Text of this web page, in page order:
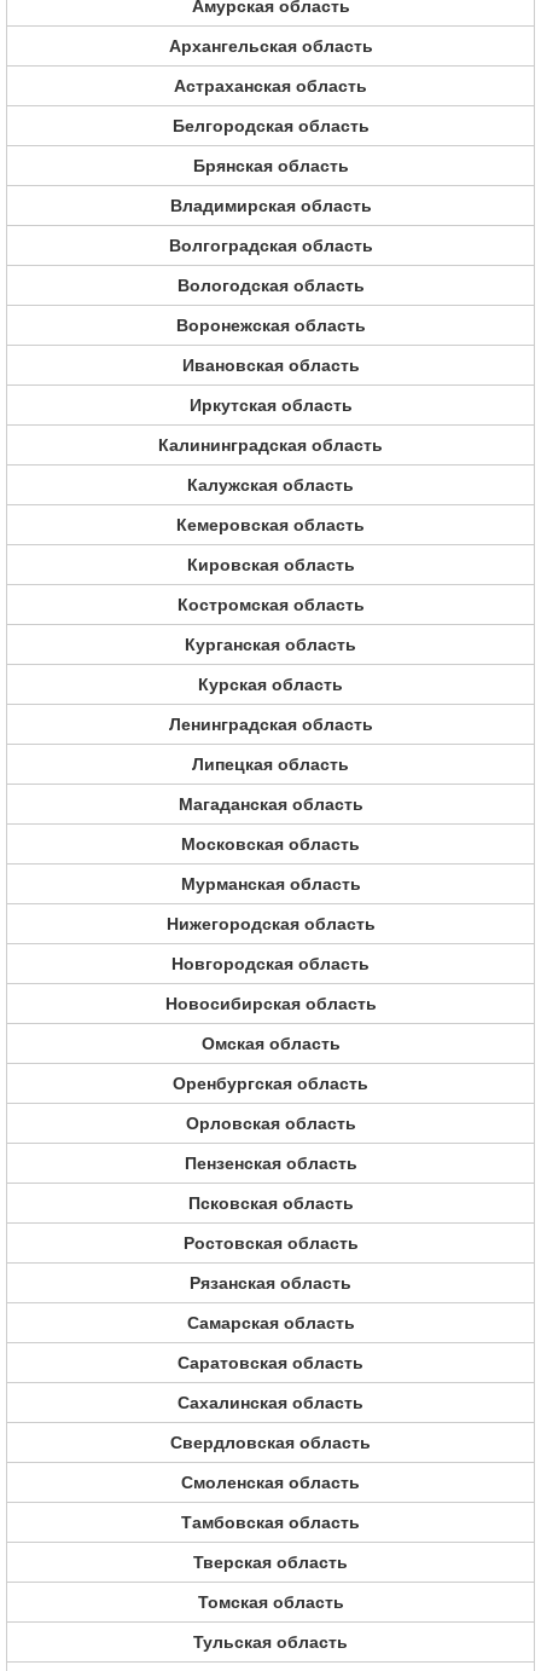
Амурская область
Архангельская область
Астраханская область
Белгородская область
Брянская область
Владимирская область
Волгоградская область
Вологодская область
Воронежская область
Ивановская область
Иркутская область
Калининградская область
Калужская область
Кемеровская область
Кировская область
Костромская область
Курганская область
Курская область
Ленинградская область
Липецкая область
Магаданская область
Московская область
Мурманская область
Нижегородская область
Новгородская область
Новосибирская область
Омская область
Оренбургская область
Орловская область
Пензенская область
Псковская область
Ростовская область
Рязанская область
Самарская область
Саратовская область
Сахалинская область
Свердловская область
Смоленская область
Тамбовская область
Тверская область
Томская область
Тульская область